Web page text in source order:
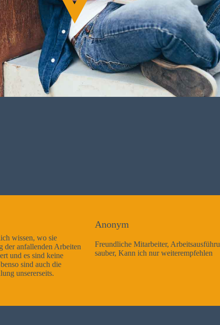
Freundliche Mitarbeiter, Arbeitsausführung sehr gut und sehr
sauber, Kann ich nur weiterempfehlen